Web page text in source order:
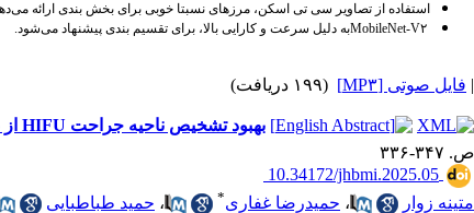
استفاده از تصاویر سی ‌تی اسکن، مرزهای نسبتا خوبی برای بخش ‌بندی ارائه
MobileNet-V۲به دلیل سرعت و کارایی بالا، برای تقسیم ‌بندی پیشنهاد می‌شود
| فایل صوتی [MP۳] (۱۹۹ دریافت)
بهبود تشخیص ناحیه جراحت HIFU از طریق یادگیری نظارت‌شده و خودنظارتی متضاد با استخراج ویژگی مبتنی بر موجک و نمونه‌های منفی سخت (HWCSSL)
ص. ۳۴۷-۳۳۶
‎ 10.34172/jhbmi.2025.05
متینه زوار
، حمیدرضا غفاری* ، حمید طباطبایی